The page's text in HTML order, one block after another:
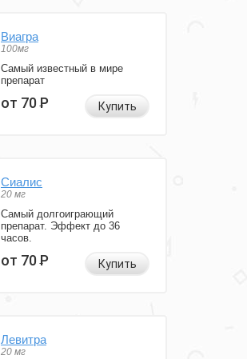
Виагра
100мг
Самый известный в мире
препарат
от 70Р Купить
Сиалис
20 мг
Самый долгоиграющий
препарат. Эффект до 36
часов.
от 70Р Купить
Левитра
20 мг